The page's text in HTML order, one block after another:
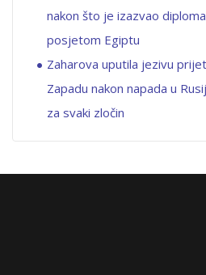
nakon što je izazvao
posjetom Egiptu
Zaharova uputila jezivu
Zapadu nakon napada u
za svaki zločin